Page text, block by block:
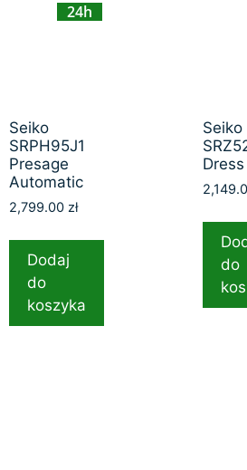
24h
Seiko
SRPH95J1
Presage
Automatic
2,799.00 zł
Dodaj
do
koszyka
Seiko
Dress
do